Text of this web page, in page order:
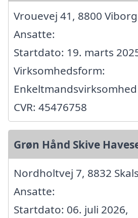
Vrouevej 41, 8800 Viborg
Ansatte:
Startdato: 19. marts
Virksomhedsform:
Enkeltmandsvirksomhed
CVR: 45476758
Grøn Hånd Skive
Nordholtvej 7, 8832 Skals
Ansatte:
Startdato: 06. juli 2026,